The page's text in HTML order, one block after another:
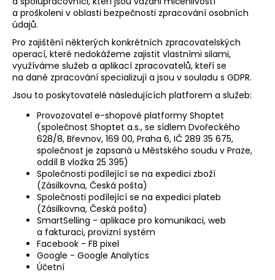
a proškoleni v oblasti bezpečnosti zpracování osobních
údajů.
Pro zajištění některých konkrétních zpracovatelských
operací, které nedokážeme zajistit vlastními silami,
využíváme služeb a aplikací zpracovatelů, kteří se
na dané zpracování specializují a jsou v souladu s GDPR.
Jsou to poskytovatelé následujících platforem a služeb:
Provozovatel e-shopové platformy Shoptet
(společnost Shoptet a.s., se sídlem Dvořeckého
628/8, Břevnov, 169 00, Praha 6, IČ 289 35 675,
společnost je zapsaná u Městského soudu v Praze,
oddíl B vložka 25 395)
Společnosti podílející se na expedici zboží
(Zásilkovna, Česká pošta)
Společnosti podílející se na expedici plateb
(Zásilkovna, Česká pošta)
SmartSelling - aplikace pro komunikaci, web
a fakturaci, provizní systém
Facebook - FB pixel
Google - Google Analytics
Účetní